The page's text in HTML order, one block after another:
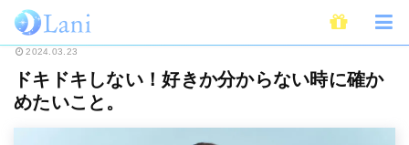
ホーム 恋愛 ドキドキしない！好きか分からない時に確かめたいこと。
2024.03.23
ドキドキしない！好きか分からない時に確か
めたいこと。